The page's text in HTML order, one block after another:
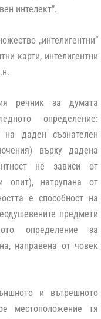
интелект”.
„интелигентни”
карти, интелигентни
речник за думата
определение:
на даден съзнателен
върху дадена
не зависи от
опит), натрупана от
е способност на
предмети
определение за
направена от човек
и вътрешното
местоположение тя